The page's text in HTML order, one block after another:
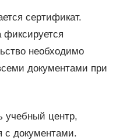
сертификат.
фиксируется
необходимо
документами при
учебный центр,
с документами.